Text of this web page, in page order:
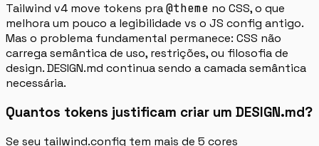
Tailwind v4 move tokens pra@theme no CSS, o que
melhora um pouco a legibilidade vs o JS config antigo.
Mas o problema fundamental permanece: CSS não
carrega semântica de uso, restrições, ou filosofia de
design. DESIGN.md continua sendo a camada semântica
necessária.
Quantos tokens justificam criar um DESIGN.md?
Se seu tailwind.config tem mais de 5 cores